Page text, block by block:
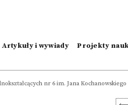
Artykuły i wywiady Projekty
nr 6 im. Jana